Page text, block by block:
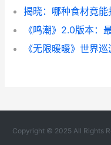
揭晓：哪种食材竟
Copyright © 2025 All Rights